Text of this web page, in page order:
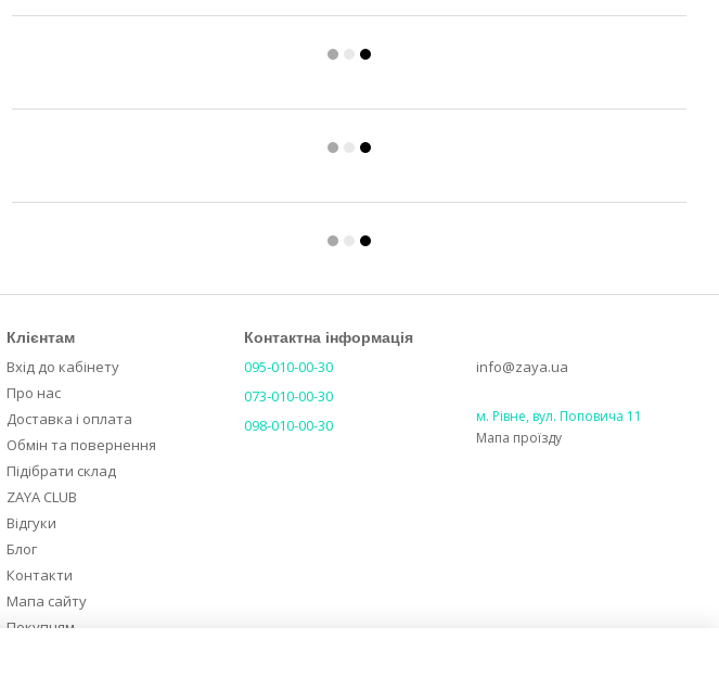
Клієнтам
Вхід до кабінету
Про нас
Доставка і оплата
Обмін та повернення
Підібрати склад
ZAYA CLUB
Відгуки
Блог
Контакти
Мапа сайту
Покупцям
Контактна інформація
095-010-00-30
073-010-00-30
098-010-00-30
info@zaya.ua
м. Рівне, вул. Поповича 11
Мапа проїзду